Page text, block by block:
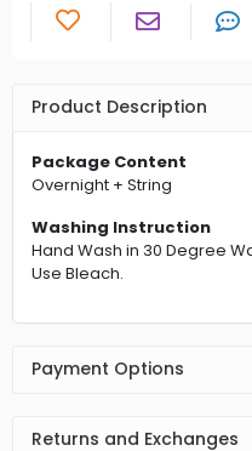
Product Description
Package Content
Overnight + String
Washing Instruction
Hand Wash in 30 Degree
Use Bleach.
Payment Options
Returns and Exchanges